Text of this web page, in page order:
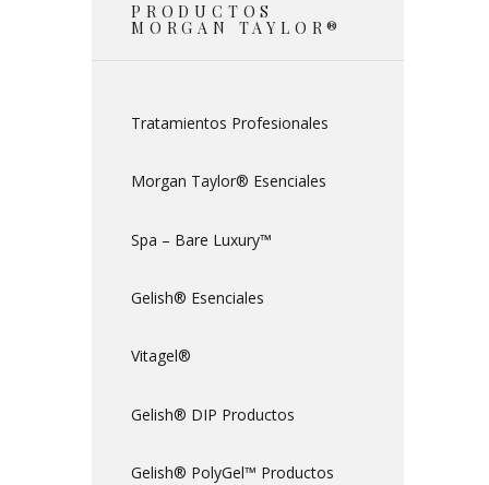
PRODUCTOS
MORGAN TAYLOR®
Tratamientos Profesionales
Morgan Taylor® Esenciales
Spa – Bare Luxury™
Gelish® Esenciales
Vitagel®
Gelish® DIP Productos
Gelish® PolyGel™ Productos